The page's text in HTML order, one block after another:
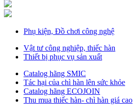
Phụ kiện, Đồ chơi công nghệ
Vật tư công nghiệp, thiếc hàn
Thiết bị phục vụ sản xuất
Catalog hãng SMIC
Tác hại của chì hàn lên sức khỏe
Catalog hãng ECOJOIN
Thu mua thiếc hàn- chì hàn giá cao